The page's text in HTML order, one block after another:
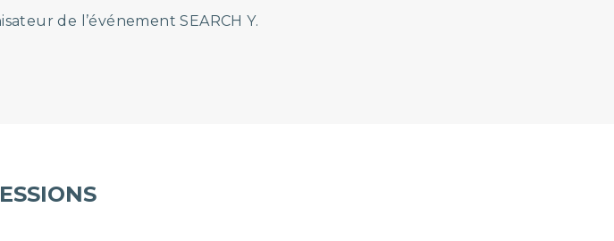
de l’événement SEARCH Y.